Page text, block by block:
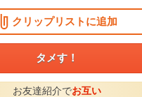
クリップリストに追加
タメす！
お友達紹介でお互い